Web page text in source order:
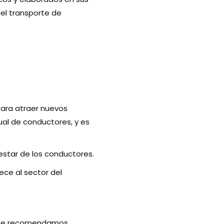
transporte de
atraer nuevos
de conductores, y es
de los conductores.
al sector del